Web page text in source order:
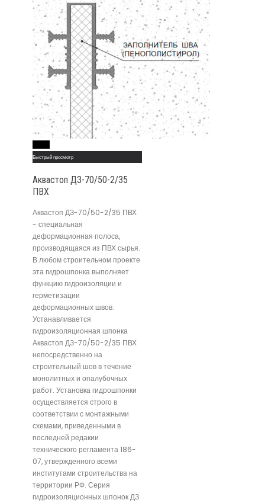
Быстрый просмотр
Аквастоп ДЗ-70/50-2/35
ПВХ
Аквастоп ДЗ-70/50-2/35 ПВХ
- специальная
деформационная полоса,
производящаяся из ПВХ сырья.
В любом строительном проекте
эта гидрошпонка выполняет
функцию гидроизоляции и
герметизации
деформационных швов.
Устанавливается
гидроизоляционная шпонка
Аквастоп ДЗ-70/50-2/35 ПВХ
непосредственно на
строительный шов в течение
монолитных и опалубочных
работ. Установка гидрошпонки
осуществляется строго в
соответствии с монтажными
схемами, приведенными в
последней редакии
технического регламента 186-
07, утвержденного всеми
институтами строительства на
территории РФ. Серия
гидроизоляционных шпонок ДЗ